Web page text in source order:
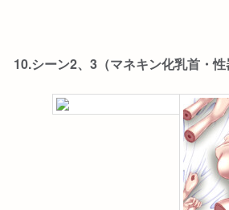
10.シーン2、3（マネキン化乳首・